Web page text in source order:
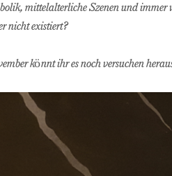
mittelalterliche Szenen und immer
nicht existiert?
könnt ihr es noch versuchen